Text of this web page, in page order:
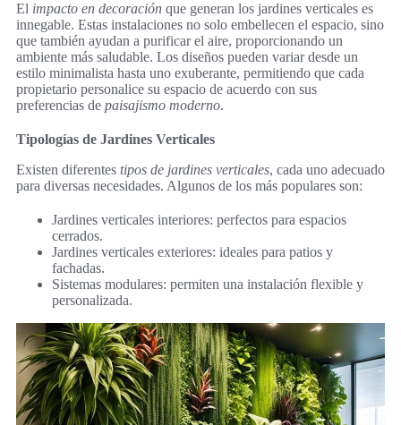
El impacto en decoración que generan los jardines verticales es
innegable. Estas instalaciones no solo embellecen el espacio, sino
que también ayudan a purificar el aire, proporcionando un
ambiente más saludable. Los diseños pueden variar desde un
estilo minimalista hasta uno exuberante, permitiendo que cada
propietario personalice su espacio de acuerdo con sus
preferencias de paisajismo moderno.
Tipologías de Jardines Verticales
Existen diferentes tipos de jardines verticales, cada uno adecuado
para diversas necesidades. Algunos de los más populares son:
Jardines verticales interiores: perfectos para espacios
cerrados.
Jardines verticales exteriores: ideales para patios y
fachadas.
Sistemas modulares: permiten una instalación flexible y
personalizada.